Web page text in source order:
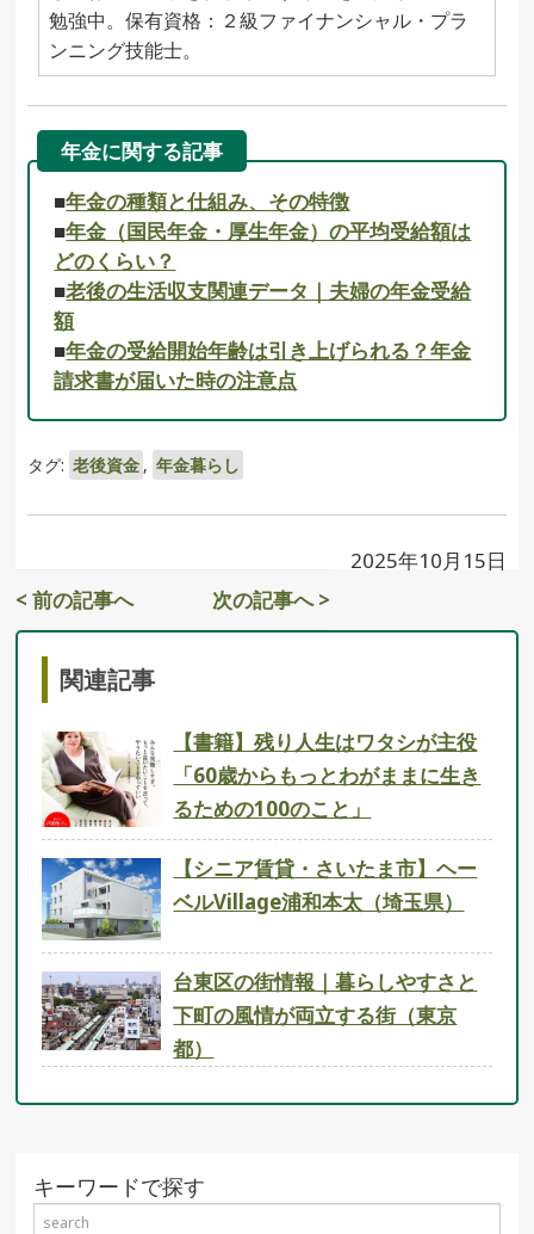
勉強中。保有資格：２級ファイナンシャル・プラ
ンニング技能士。
年金に関する記事
■年金の種類と仕組み、その特徴
■年金（国民年金・厚生年金）の平均受給額は
どのくらい？
■老後の生活収支関連データ｜夫婦の年金受給
額
■年金の受給開始年齢は引き上げられる？年金
請求書が届いた時の注意点
タグ: 老後資金 , 年金暮らし
2025年10月15日
< 前の記事へ
次の記事へ >
関連記事
【書籍】残り人生はワタシが主役
「60歳からもっとわがままに生き
るための100のこと」
【シニア賃貸・さいたま市】ヘー
ベルVillage浦和本太（埼玉県）
台東区の街情報｜暮らしやすさと
下町の風情が両立する街（東京
都）
キーワードで探す